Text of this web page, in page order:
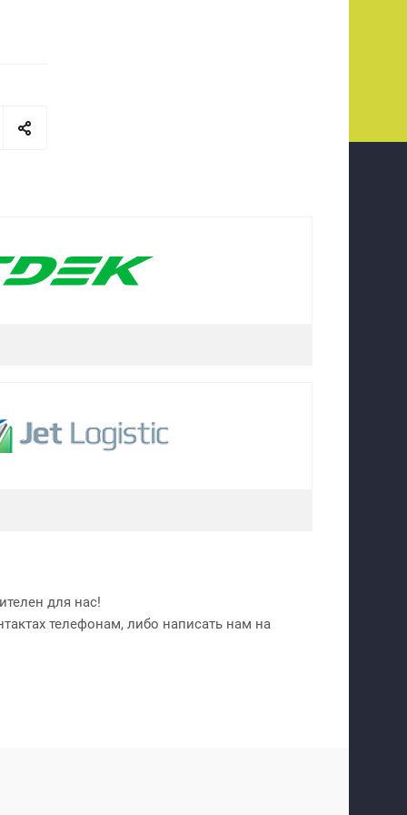
для нас!
телефонам, либо написать нам на